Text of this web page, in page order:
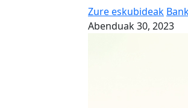
Zure eskubideak
Abenduak 30, 2023